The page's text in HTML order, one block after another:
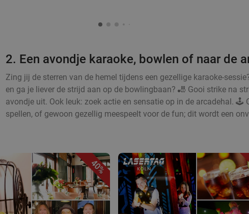
2. Een avondje karaoke, bowlen of naar de
Zing jij de sterren van de hemel tijdens een gezellige karaoke-
en ga je liever de strijd aan op de bowlingbaan? 🎳 Gooi strike na
avondje uit. Ook leuk: zoek actie en sensatie op in de arcadehal. 🕹️
spellen, of gewoon gezellig meespeelt voor de fun; dit wordt een
40%